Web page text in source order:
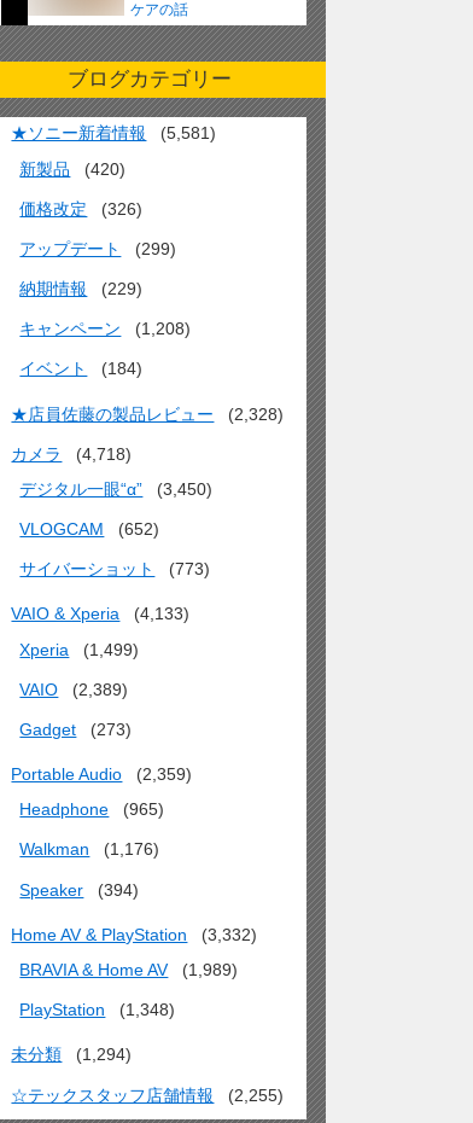
ケアの話
ブログカテゴリー
★ソニー新着情報
(5,581)
新製品
(420)
価格改定 (326)
アップデート (299)
納期情報 (229)
キャンペーン (1,208)
イベント (184)
★店員佐藤の製品レビュー (2,328)
カメラ
(4,718)
デジタル一眼“α”
(3,450)
VLOGCAM (652)
サイバーショット (773)
VAIO & Xperia
(4,133)
Xperia
(1,499)
VAIO (2,389)
Gadget (273)
Portable Audio
(2,359)
Headphone
(965)
Walkman (1,176)
Speaker (394)
Home AV & PlayStation
(3,332)
BRAVIA & Home AV
(1,989)
PlayStation (1,348)
未分類 (1,294)
☆テックスタッフ店舗情報 (2,255)